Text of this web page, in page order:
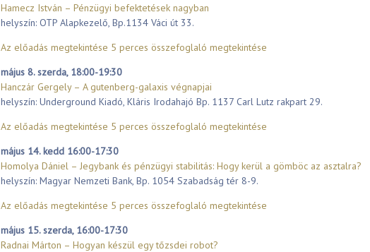
Hamecz István – Pénzügyi befektetések nagyban
helyszín: OTP Alapkezelő, Bp.1134 Váci út 33.
Az előadás megtekintése 5 perces összefoglaló megtekintése
május 8. szerda, 18:00-19:30
Hanczár Gergely – A gutenberg-galaxis végnapjai
helyszín: Underground Kiadó, Kláris Irodahajó Bp. 1137 Carl Lutz rakpart 29.
Az előadás megtekintése 5 perces összefoglaló megtekintése
május 14. kedd 16:00-17:30
Homolya Dániel – Jegybank és pénzügyi stabilitás: Hogy kerül a gömböc az asztalra?
helyszín: Magyar Nemzeti Bank, Bp. 1054 Szabadság tér 8-9.
Az előadás megtekintése 5 perces összefoglaló megtekintése
május 15. szerda, 16:00-17:30
Radnai Márton – Hogyan készül egy tőzsdei robot?